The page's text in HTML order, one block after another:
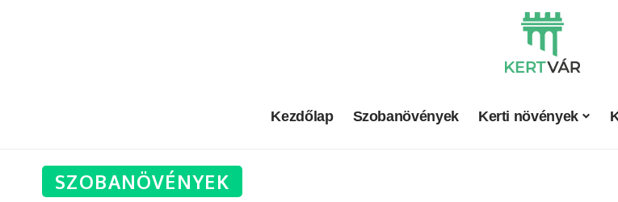
Kezdőlap Szobanövények Kerti növények
SZOBANÖVÉNYEK